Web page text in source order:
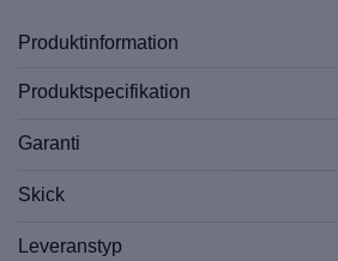
Produktinformation
Produktspecifikation
Garanti
Skick
Leveranstyp